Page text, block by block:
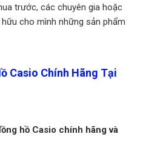
trước, các chuyên gia hoặc
cho mình những sản phẩm
Casio Chính Hãng Tại
hồ Casio chính hãng và